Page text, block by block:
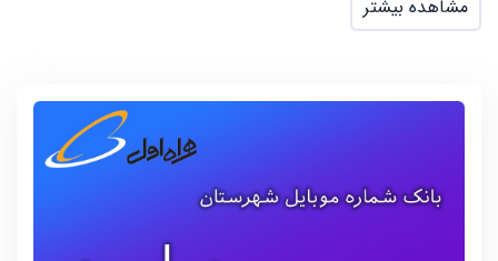
مشاهده بیشتر